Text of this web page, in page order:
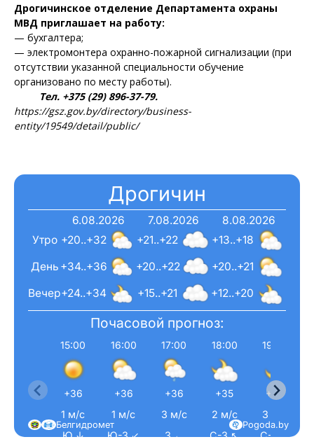
Дрогичинское отделение Департамента охраны
МВД приглашает на работу:
— бухгалтера;
— электромонтера охранно-пожарной сигнализации (при
отсутствии указанной специальности обучение
организовано по месту работы).
Тел. +375 (29) 896-37-79.
https://gsz.gov.by/directory/business-
entity/19549/detail/public/
Дрогичин
6.08.2026
+20..+32
+34..+36
+24..+34
7.08.2026
+21..+22
+20..+22
+15..+21
8.08.2026
+13..+18
+20..+21
+12..+20
Вечер
День
Утро
Почасовой прогноз:
15:00
+36
1 м/с
Ю ↓
16:00
+36
1 м/с
Ю-З ↙
17:00
+36
3 м/с
З ←
18:00
+35
2 м/с
С-З ↖
19:00
+34
3 м/с
С-З ↖
Pogoda.by
Белгидромет